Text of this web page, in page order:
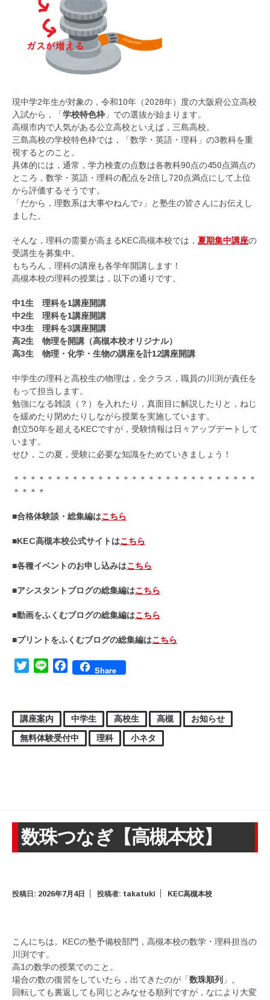
現中学2年生が対象の，令和10年（2028年）度の大阪府公立高校
入試から，「学校特色枠 」での選抜が始まります。
高槻市内で人気がある公立高校といえば，三島高校。
三島高校の学校特色枠では，「数学・英語・理科」の3教科を重
視するとのこと。
具体的には，通常，学力検査の点数は各教科90点の450点満点の
ところ，数学・英語・理科の配点を2倍し720点満点にして上位
から評価するそうです。
「だから，理数系は大事やねんで♪」と塾生の皆さんにお伝えし
ました。
そんな，理科の需要が高まるKEC高槻本校では， 夏期集中講座の
受講生を募集中。
もちろん，理科の講座も各学年開講します！
高槻本校の理科の授業は，以下の通りです。
中1生 理科を1講座開講
中2生 理科を1講座開講
中3生 理科を3講座開講
高2生 物理を開講（高槻本校オリジナル）
高3生 物理・化学・生物の講座を計12講座開講
中学生の理科と高校生の物理は，全クラス，職員の川渕が責任を
もって担当します。
勉強になる雑談（？）を入れたり，真面目に解説したりと，ねじ
を緩めたり閉めたりしながら授業を実施しています。
創立50年を超えるKECですが，受験情報は日々アップデートして
います。
せひ，この夏，受験に必要な知識をためていきましょう！
＊＊＊＊＊＊＊＊＊＊＊＊＊＊＊＊＊＊＊＊＊＊＊＊＊＊＊＊＊
＊＊＊＊
■合格体験談・総集編はこちら
■KEC高槻本校公式サイトはこちら
■各種イベントのお申し込みはこちら
■アシスタントブログの総集編はこちら
■動画をふくむブログの総集編はこちら
■プリントをふくむブログの総集編はこちら
TwitterLine FacebookShare
講座案内 中学生 高校生 高槻
お知らせ
無料体験受付中
理科 小ネタ
数珠つなぎ【高槻本校】
投稿日: 2026年7月4日 投稿者: takatuki KEC高槻本校
こんにちは。KECの塾予備校部門，高槻本校の数学・理科担当の
川渕です。
高1の数学の授業でのこと。
場合の数の復習をしていたら，出てきたのが「数珠順列 」。
回転しても裏返しても同じとみなせる順列ですが，なにより大変